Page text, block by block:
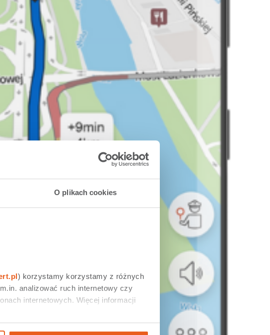
O plikach cookies
) korzystamy korzystamy z różnych
analizować ruch internetowy czy
internetowych. Więcej informacji